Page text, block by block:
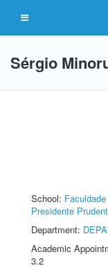
Sérgio
School:
Presidente
Department:
Academic
3.2